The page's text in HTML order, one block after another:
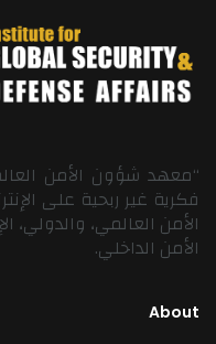
فكرية غير ربحية على
الأمن العالمي،
الأمن الداخلي.
About